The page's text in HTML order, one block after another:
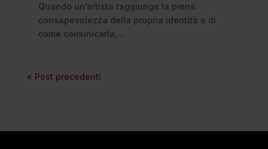
Quando un’artista raggiunge la piena
consapevolezza della propria identità e di
come comunicarla,...
« Post precedenti